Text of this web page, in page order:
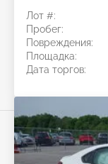
Лот #:
Пробег:
Повреждения:
Площадка:
Дата торгов: